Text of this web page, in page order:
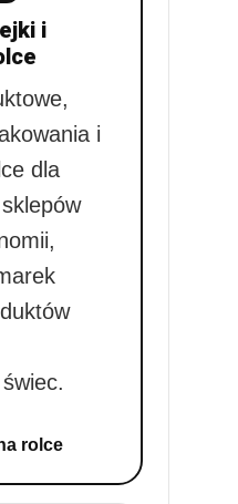
i
i
dla
rolce